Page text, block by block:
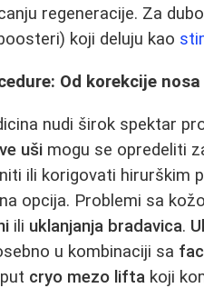
regeneracije. Za
koji deluju kao
Od korekcije
nudi širok spektar
uši mogu se opredeliti
ili korigovati hirurškim
opcija. Problemi sa
ili uklanjanja bradavica.
u kombinaciji sa
cryo mezo lifta koji